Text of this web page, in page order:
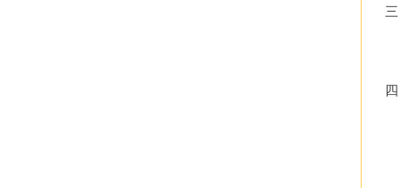
三
（
（
（
四
（
（